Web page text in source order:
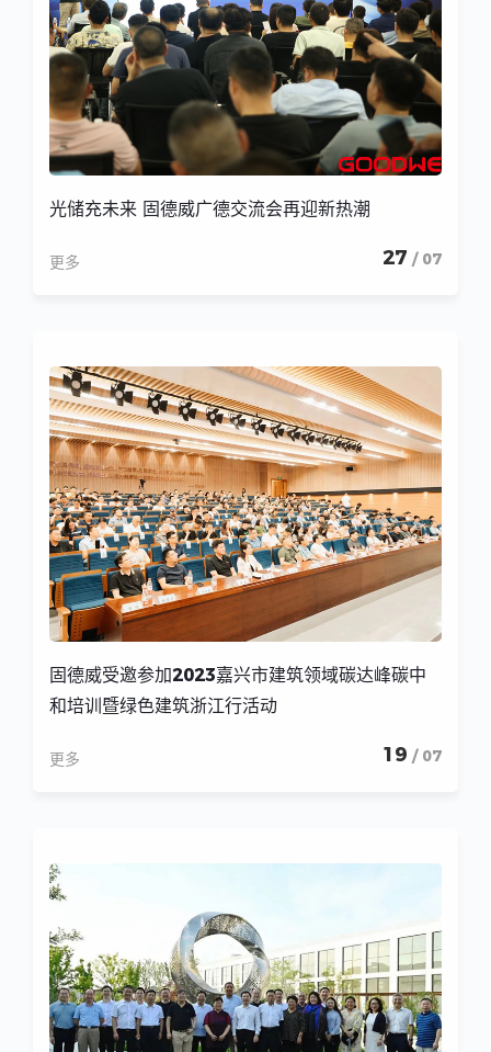
光储充未来 固德威广德交流会再迎新热潮
更多 27 / 07
固德威受邀参加2023嘉兴市建筑领域碳达峰碳中
和培训暨绿色建筑浙江行活动
更多 19 / 07